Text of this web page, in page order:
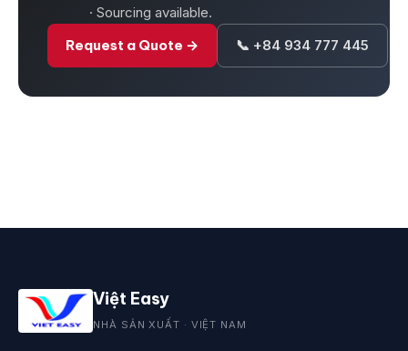
· Sourcing available.
Request a Quote →
📞 +84 934 777 445
Việt Easy
NHÀ SẢN XUẤT · VIỆT NAM